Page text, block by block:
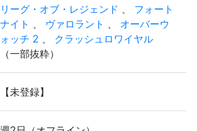
リーグ・オブ・レジェンド
フォート
ナイト
ヴァロラント
オーバーウ
ォッチ 2
クラッシュロワイヤル
（一部抜粋）
【未登録】